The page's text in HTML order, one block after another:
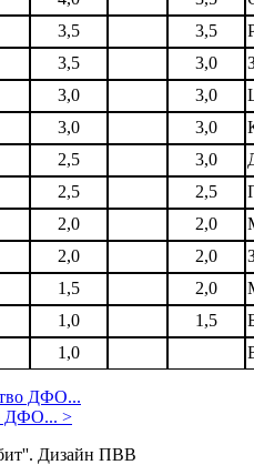
3,5 3,5
3,5 3,0
3,0 3,0
3,0 3,0
2,5 3,0
2,5 2,5
2,0 2,0
2,0 2,0
1,5 2,0
1,0 1,5
1,0
ДФО...
ДФО... >
Дизайн ПВВ